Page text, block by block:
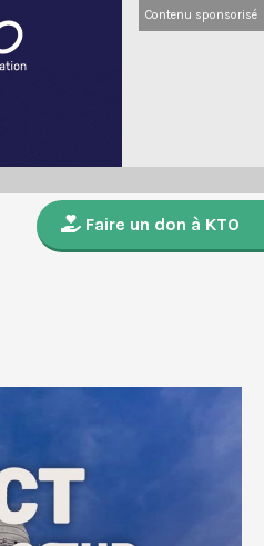
Contenu sponsorisé
Faire un don à KTO